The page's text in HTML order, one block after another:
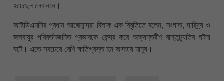
হয়েছেন লেবাননে।
আইডিএমসির প্রধান আলেক্সান্দ্রা বিলাক এক বিবৃতিতে বলেন, সংঘাত, দারিদ্র্য ও
জলবায়ুর পরিবর্তনজনিত প্রভাবকে কেন্দ্র করে অভ্যন্তরীণ বাস্তুচ্যুতির ঘটনা
ঘটে। এতে সবচেয়ে বেশি ক্ষতিগ্রস্ত হন অসহায় মানুষ।